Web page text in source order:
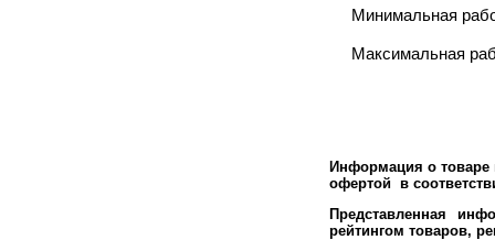
Минимальная
Максимальная
Информация о товаре
офертой в
Представленная
рейтингом товаров,